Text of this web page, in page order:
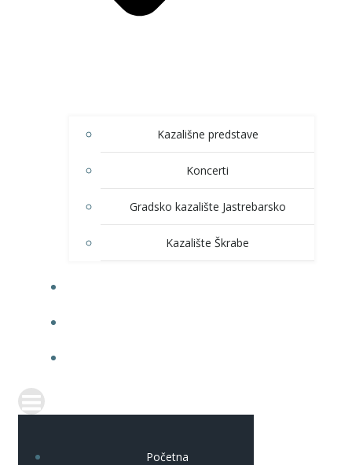
Kazališne predstave
Koncerti
Gradsko kazalište Jastrebarsko
Kazalište Škrabe
Početna